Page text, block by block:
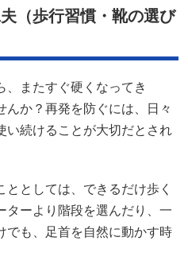
（歩行習慣・靴の選び
、またすぐ硬くなってき
か？再発を防ぐには、日々
い続けることが大切だとされ
としては、できるだけ歩く
ターより階段を選んだり、一
でも、足首を自然に動かす時